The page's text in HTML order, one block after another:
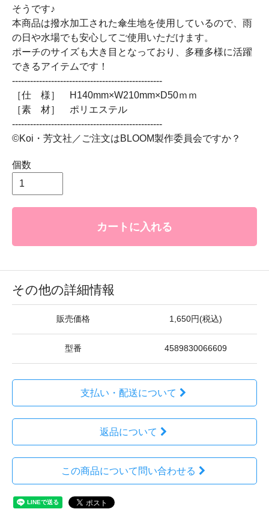
そうです♪
本商品は撥水加工された傘生地を使用しているので、雨
の日や水場でも安心してご使用いただけます。
ポーチのサイズも大き目となっており、多種多様に活躍
できるアイテムです！
--------------------------------------------------
［仕 様］ H140mm×W210mm×D50ｍｍ
［素 材］ ポリエステル
--------------------------------------------------
©Koi・芳文社／ご注文はBLOOM製作委員会ですか？
個数
カートに入れる
その他の詳細情報
販売価格 1,650円(税込)
型番 4589830066609
支払い・配送について
返品について
この商品について問い合わせる